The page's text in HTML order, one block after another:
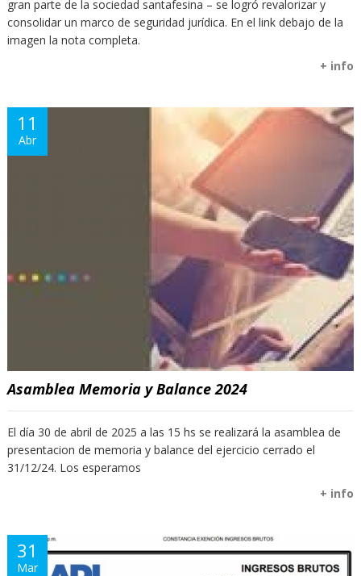
gran parte de la sociedad santafesina – se logró revalorizar y
consolidar un marco de seguridad jurídica. En el link debajo de la
imagen la nota completa.
+ info
11
Abr
Asamblea Memoria y Balance 2024
El día 30 de abril de 2025 a las 15 hs se realizará la asamblea de
presentacion de memoria y balance del ejercicio cerrado el
31/12/24. Los esperamos
+ info
31
Mar